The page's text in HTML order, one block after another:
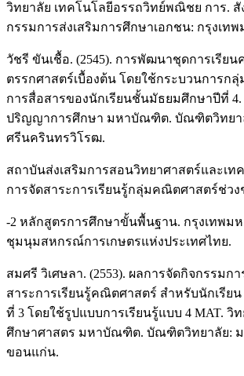
วิทยาลัย เทคโนโลยีอรรถวิทย์พณิชย การ.
กรรมการส่งเสริมการศึกษาเอกชน: กรุงเท
วัชรี ขันเชื้อ. (2545). การพัฒนาชุดการเรียน
ตรรกศาสตร์เบื้องต้น โดยใช้กระบวนการกลุ่
การสื่อสารของนักเรียนชั้นมัธยมศึกษาปีที่
ปริญญาการศึกษา มหาบัณฑิต. บัณฑิตวิทยา
ศรีนครินทรวิโรฒ.
สถาบันส่งเสริมการสอนวิทยาศาสตร์และเทค
การจัดสาระการเรียนรู้กลุ่มคณิตศาสตร์ช่ว
-2 หลักสูตรการศึกษาขั้นพื้นฐาน. กรุงเทพม
ชุมนุมสหกรณ์การเกษตรแห่งประเทศไทย.
สมศรี วิเศษลา. (2553). ผลการจัดกิจกรรมก
สาระการเรียนรู้คณิตศาสตร์ สำหรับนักเรีย
ที่ 3 โดยใช้รูปแบบการเรียนรู้แบบ 4 MAT.
ศึกษาศาสตร มหาบัณฑิต. บัณฑิตวิทยาลัย: ม
ขอนแก่น.